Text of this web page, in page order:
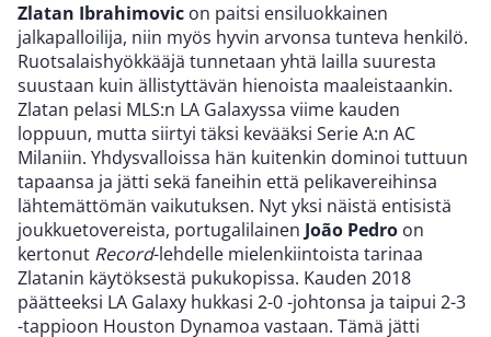
Zlatan Ibrahimovic on paitsi ensiluokkainen
jalkapalloilija, niin myös hyvin arvonsa tunteva henkilö.
Ruotsalaishyökkääjä tunnetaan yhtä lailla suuresta
suustaan kuin ällistyttävän hienoista maaleistaankin.
Zlatan pelasi MLS:n LA Galaxyssa viime kauden
loppuun, mutta siirtyi täksi kevääksi Serie A:n AC
Milaniin. Yhdysvalloissa hän kuitenkin dominoi tuttuun
tapaansa ja jätti sekä faneihin että pelikavereihinsa
lähtemättömän vaikutuksen. Nyt yksi näistä entisistä
joukkuetovereista, portugalilainen João Pedro on
kertonut Record-lehdelle mielenkiintoista tarinaa
Zlatanin käytöksestä pukukopissa. Kauden 2018
päätteeksi LA Galaxy hukkasi 2-0 -johtonsa ja taipui 2-3
-tappioon Houston Dynamoa vastaan. Tämä jätti